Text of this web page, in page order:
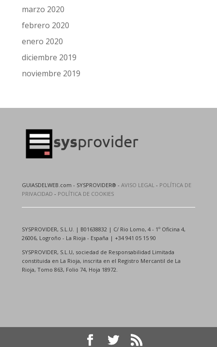
marzo 2020
febrero 2020
enero 2020
diciembre 2019
noviembre 2019
GUIASDELWEB.com - SYSPROVIDER® - AVISO LEGAL- POLÍTICA DE
PRIVACIDAD - POLÍTICA DE COOKIES
SYSPROVIDER, S.L.U. | B01638832 | C/ Rio Lomo, 4 - 1º Oficina 4,
26006, Logroño - La Rioja - España | +34 941 05 15 90
SYSPROVIDER, S.L.U, sociedad de Responsabilidad Limitada
constituida en La Rioja, inscrita en el Registro Mercantil de La
Rioja, Tomo 863, Folio 74, Hoja 18972.